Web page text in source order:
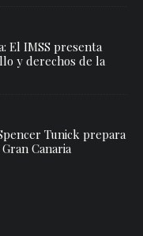
El IMSS presenta
y derechos de la
Tunick prepara
Canaria